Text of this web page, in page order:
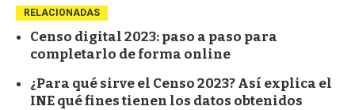
RELACIONADAS
Censo digital 2023: paso a paso para
completarlo de forma online
¿Para qué sirve el Censo 2023? Así explica el
INE qué fines tienen los datos obtenidos